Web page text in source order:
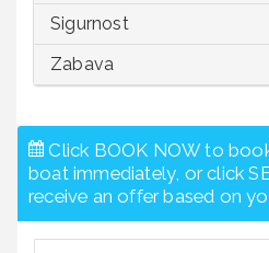
Sigurnost
Zabava
Click BOOK NOW to
boat immediately, or click
receive an offer based on